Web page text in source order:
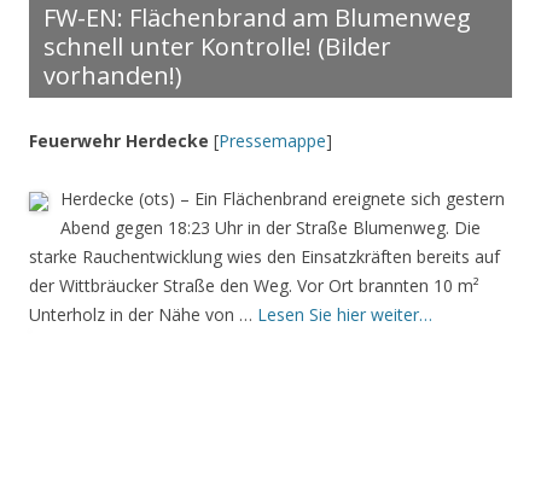
FW-EN: Flächenbrand am Blumenweg
schnell unter Kontrolle! (Bilder
vorhanden!)
Feuerwehr Herdecke [Pressemappe]
Herdecke (ots) – Ein Flächenbrand ereignete sich gestern
Abend gegen 18:23 Uhr in der Straße Blumenweg. Die
starke Rauchentwicklung wies den Einsatzkräften bereits auf
der Wittbräucker Straße den Weg. Vor Ort brannten 10 m²
Unterholz in der Nähe von … Lesen Sie hier weiter…